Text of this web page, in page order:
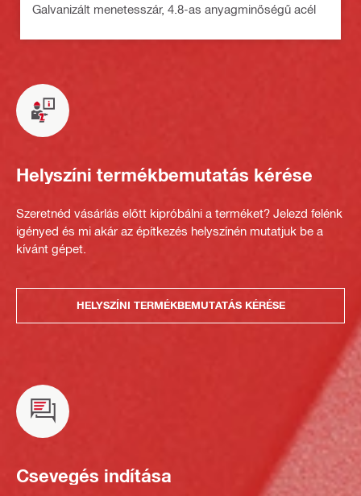
Galvanizált menetesszár, 4.8-as anyagminőségű acél
Helyszíni termékbemutatás kérése
Szeretnéd vásárlás előtt kipróbálni a terméket? Jelezd felénk
igényed és mi akár az építkezés helyszínén mutatjuk be a
kívánt gépet.
HELYSZÍNI TERMÉKBEMUTATÁS KÉRÉSE
Csevegés indítása